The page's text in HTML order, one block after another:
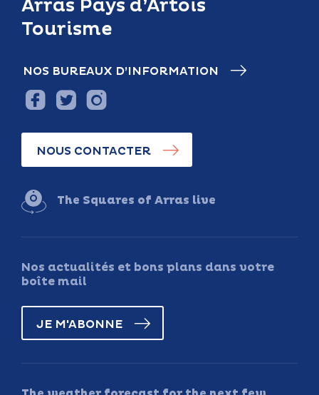
Arras Pays d’Artois
Tourisme
NOS BUREAUX D’INFORMATION
NOUS CONTACTER
The Squares of Arras live
Nos actualités et bons plans dans votre
boîte mail
JE M'ABONNE